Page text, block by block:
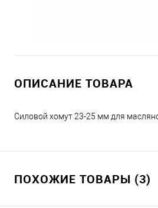
ОПИСАНИЕ ТОВАРА
Силовой хомут 23-25 мм для
ПОХОЖИЕ ТОВАРЫ (3)